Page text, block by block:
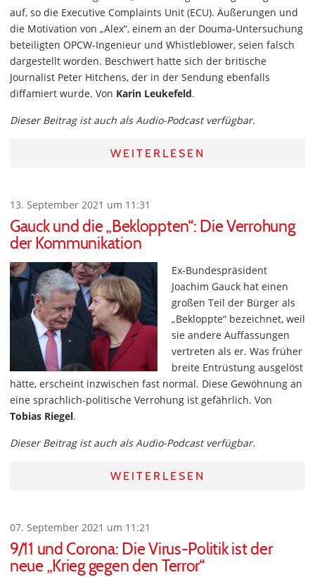
auf, so die Executive Complaints Unit (ECU). Äußerungen und
die Motivation von „Alex“, einem an der Douma-Untersuchung
beteiligten OPCW-Ingenieur und Whistleblower, seien falsch
dargestellt worden. Beschwert hatte sich der britische
Journalist Peter Hitchens, der in der Sendung ebenfalls
diffamiert wurde. Von Karin Leukefeld.
Dieser Beitrag ist auch als Audio-Podcast verfügbar.
WEITERLESEN
13. September 2021 um 11:31
Gauck und die „Bekloppten“: Die Verrohung
der Kommunikation
Ex-Bundespräsident
Joachim Gauck hat einen
großen Teil der Bürger als
„Bekloppte“ bezeichnet, weil
sie andere Auffassungen
vertreten als er. Was früher
breite Entrüstung ausgelöst
hätte, erscheint inzwischen fast normal. Diese Gewöhnung an
eine sprachlich-politische Verrohung ist gefährlich. Von
Tobias Riegel.
Dieser Beitrag ist auch als Audio-Podcast verfügbar.
WEITERLESEN
07. September 2021 um 11:21
9/11 und Corona: Die Virus-Politik ist der
neue „Krieg gegen den Terror“